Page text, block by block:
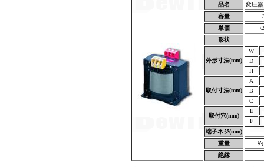
品名
変圧器
容量
単価
形状
外形寸法(mm)
W
D
H
取付寸法(mm)
A
B
C
取付穴(mm)
E
F
端子ネジ(mm)
重量
絶縁